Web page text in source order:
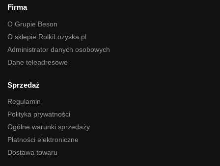
Firma
O Grupie Beson
O sklepie RolkiLozyska.pl
Administrator danych osobowych
Dane teleadresowe
Sprzedaż
Regulamin
Polityka prywatności
Ogólne warunki sprzedaży
Płatności elektroniczne
Dostawa towaru